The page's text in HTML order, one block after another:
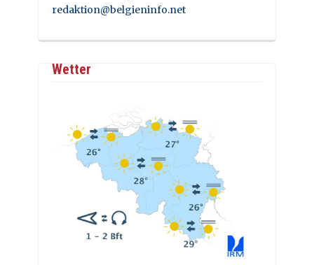
redaktion@belgieninfo.net
Wetter